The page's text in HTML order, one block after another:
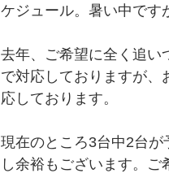
ケジュール。暑い中です
去年、ご希望に全く追い
で対応しておりますが、
応しております。
現在のところ3台中2台
し余裕もございます。ご